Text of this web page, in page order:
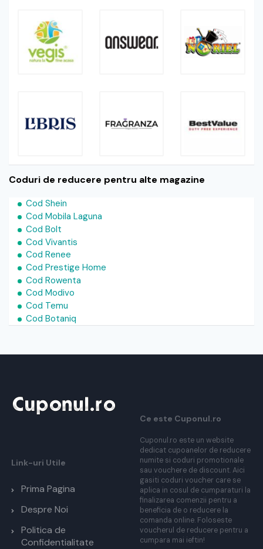
Coduri de reducere pentru alte magazine
Cod Shein
Cod Mobila Laguna
Cod Bolt
Cod Vivantis
Cod Renee
Cod Prestige Home
Cod Rowenta
Cod Modivo
Cod Temu
Cod Botaniq
Link-uri Utile
Prima Pagina
Despre Noi
Politica de
Confidentialitate
Ce este Cuponul.ro
Cuponul.ro este un website
dedicat cupoanelor de reducere
numite si coduri promotionale
sau vouchere de discount. Aici
gasiti coduri voucher care se
aplica in cosul de cumparaturi la
finalizarea comenzii pentru a
beneficia de o reducere la
comanda online. Foloseste
voucherul de reducere pentru a
cumpara mai ieftin!